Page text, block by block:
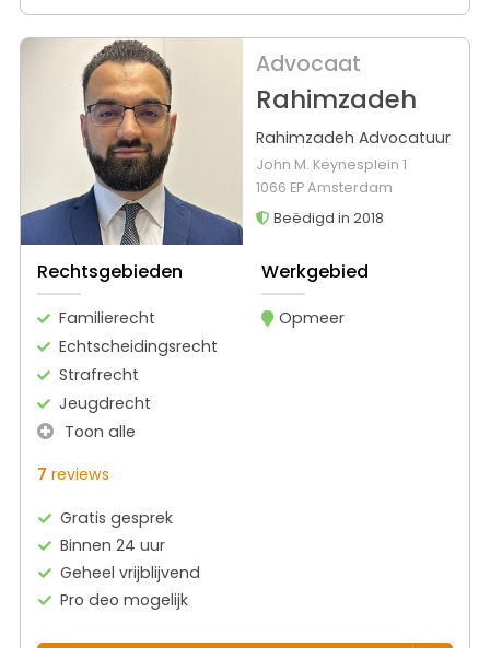
Advocaat
Rahimzadeh
Rahimzadeh Advocatuur
John M. Keynesplein 1
1066 EP Amsterdam
Beëdigd in 2018
Rechtsgebieden
Familierecht
Echtscheidingsrecht
Strafrecht
Jeugdrecht
Toon alle
Werkgebied
Opmeer
7 reviews
Gratis gesprek
Binnen 24 uur
Geheel vrijblijvend
Pro deo mogelijk